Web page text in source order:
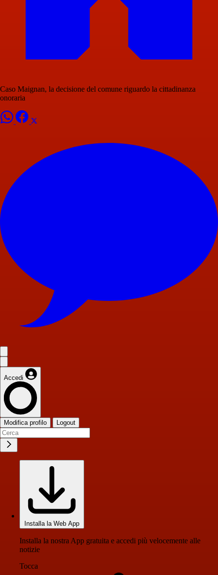
Caso Maignan, la decisione del comune riguardo la cittadinanza
onoraria
Accedi
Modifica profilo Logout
Installa la Web App
Installa la nostra App gratuita e accedi più velocemente alle
notizie
Tocca